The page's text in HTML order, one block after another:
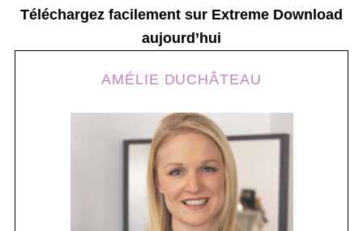
Téléchargez facilement sur Extreme Download
aujourd’hui
AMÉLIE DUCHÂTEAU